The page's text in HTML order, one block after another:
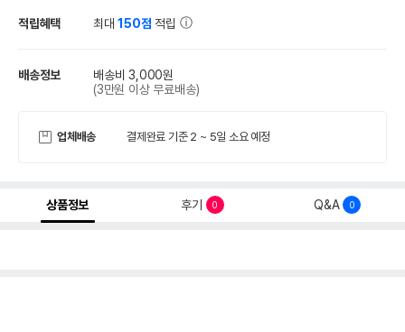
적립혜택 최대150점 적립
배송정보
배송비 3,000원
(3만원 이상 무료배송)
업체배송 결제완료 기준 2 ~ 5일 소요 예정
상품정보 후기 0 Q&A 0